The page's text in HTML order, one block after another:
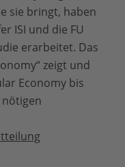
sie bringt, haben
ISI und die FU
erarbeitet. Das
zeigt und
Economy bis